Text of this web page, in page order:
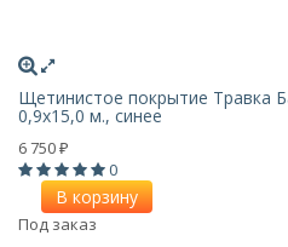
Щетинистое покрытие Травка
0,9x15,0 м., синее
6 750 ₽
0
В корзину
Под заказ